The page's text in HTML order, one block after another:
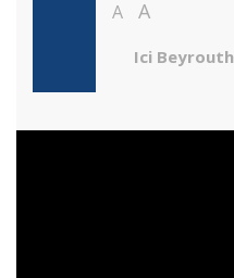
A A
Ici Beyrouth